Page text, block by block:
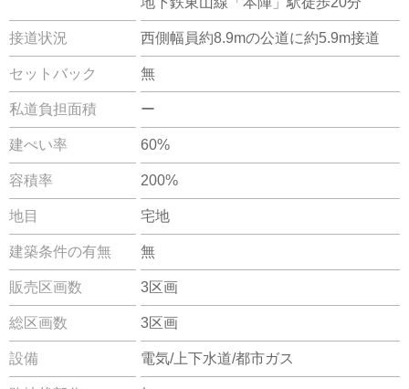
接道状況 西側幅員約8.9mの公道に約5.9m接道
セットバック 無
私道負担面積 ー
建ぺい率 60%
容積率 200%
地目 宅地
建築条件の有無 無
販売区画数 3区画
総区画数 3区画
設備 電気/上下水道/都市ガス